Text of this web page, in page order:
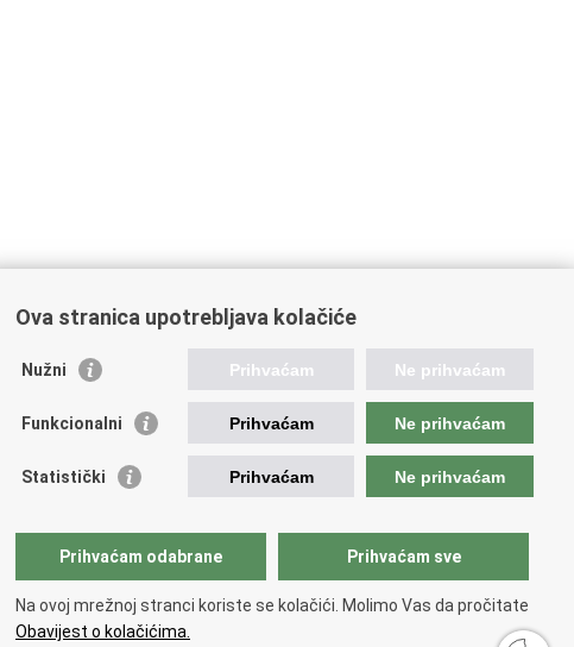
Poveznice pravosudnog sustava
Portal sudova
Državno odvjetništvo
Ured za suzbijanje korupcije i organiziranog kriminaliteta
Državnoodvjetničko vijeće
Hrvatska odvjetnička komora
Hrvatska javnobilježnička komora
Ova stranica upotrebljava kolačiće
Nužni Prihvaćam Ne prihvaćam
Funkcionalni Prihvaćam Ne prihvaćam
Statistički Prihvaćam Ne prihvaćam
Prihvaćam odabrane Prihvaćam sve
Na ovoj mrežnoj stranci koriste se kolačići. Molimo Vas da pročitate
Obavijest o kolačićima.